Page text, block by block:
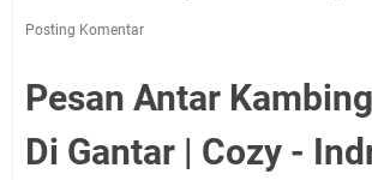
Posting Komentar
Pesan Antar
Di Gantar | Cozy -